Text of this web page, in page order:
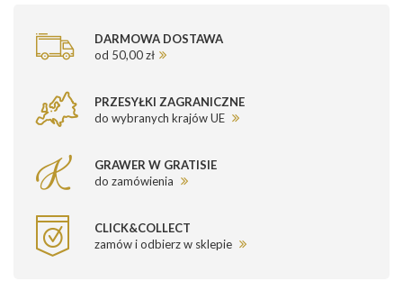
DARMOWA DOSTAWA
od 50,00 zł
PRZESYŁKI ZAGRANICZNE
do wybranych krajów UE
GRAWER W GRATISIE
do zamówienia
CLICK&COLLECT
zamów i odbierz w sklepie